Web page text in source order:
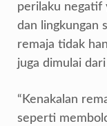
perilaku negatif
dan lingkungan
remaja tidak
juga dimulai
“Kenakalan
seperti